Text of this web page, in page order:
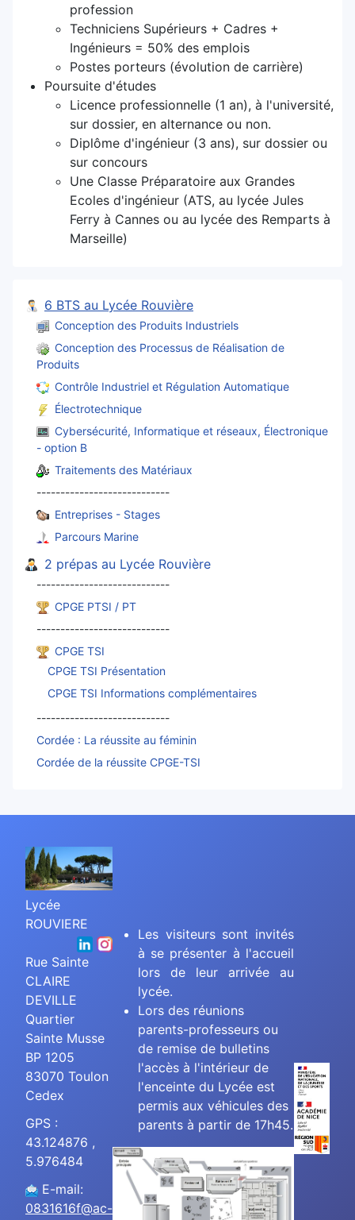
profession
Techniciens Supérieurs + Cadres +
Ingénieurs = 50% des emplois
Postes porteurs (évolution de carrière)
Poursuite d'études
Licence professionnelle (1 an), à l'université,
sur dossier, en alternance ou non.
Diplôme d'ingénieur (3 ans), sur dossier ou
sur concours
Une Classe Préparatoire aux Grandes
Ecoles d'ingénieur (ATS, au lycée Jules
Ferry à Cannes ou au lycée des Remparts à
Marseille)
6 BTS au Lycée Rouvière
Conception des Produits Industriels
Conception des Processus de Réalisation de
Produits
Contrôle Industriel et Régulation Automatique
Électrotechnique
Cybersécurité, Informatique et réseaux, Électronique
- option B
Traitements des Matériaux
----------------------------
Entreprises - Stages
Parcours Marine
2 prépas au Lycée Rouvière
----------------------------
CPGE PTSI / PT
----------------------------
CPGE TSI
CPGE TSI Présentation
CPGE TSI Informations complémentaires
----------------------------
Cordée : La réussite au féminin
Cordée de la réussite CPGE-TSI
Lycée
ROUVIERE
Rue Sainte
CLAIRE
DEVILLE
Quartier
Sainte Musse
BP 1205
83070 Toulon
Cedex
GPS :
43.124876 ,
5.976484
E-mail:
0831616f@ac-
Les visiteurs sont invités
à se présenter à l'accueil
lors de leur arrivée au
lycée.
Lors des réunions
parents-professeurs ou
de remise de bulletins
l'accès à l'intérieur de
l'enceinte du Lycée est
permis aux véhicules des
parents à partir de 17h45.